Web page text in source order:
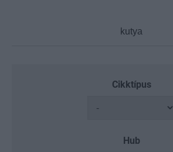
Cikktípus
Hub